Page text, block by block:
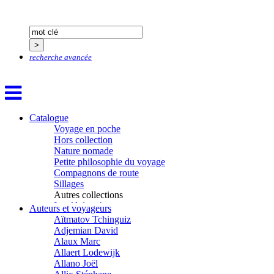
recherche avancée
Catalogue
Voyage en poche
Hors collection
Nature nomade
Petite philosophie du voyage
Compagnons de route
Sillages
Autres collections
La clé des champs
Chemins d’étoiles
Visions
Auteurs et voyageurs
Aïtmatov Tchinguiz
Adjemian David
Alaux Marc
Allaert Lodewijk
Allano Joël